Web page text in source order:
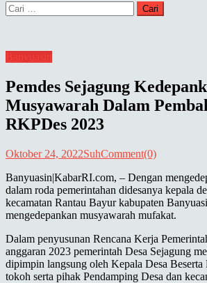
Cari
untuk:
Banyuasin
Pemdes Sejagung
Musyawarah Dalam
RKPDes 2023
Oktober 24, 2022SuhComment(0)
Banyuasin|KabarRI.com, – Dengan
dalam roda pemerintahan didesanya kepala
kecamatan Rantau Bayur kabupaten
mengedepankan musyawarah mufakat.
Dalam penyusunan Rencana Kerja
anggaran 2023 pemerintah Desa Sejagung
dipimpin langsung oleh Kepala Desa Beserta
tokoh serta pihak Pendamping Desa dan